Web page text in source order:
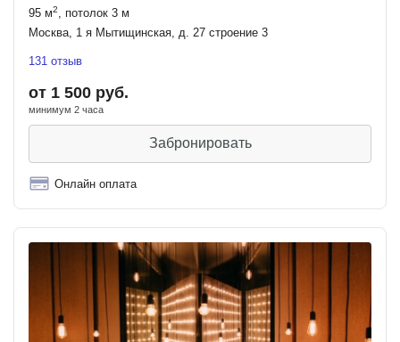
95 м2, потолок 3 м
Москва, 1 я Мытищинская, д. 27 строение 3
131 отзыв
от 1 500 руб.
минимум 2 часа
Забронировать
Онлайн оплата